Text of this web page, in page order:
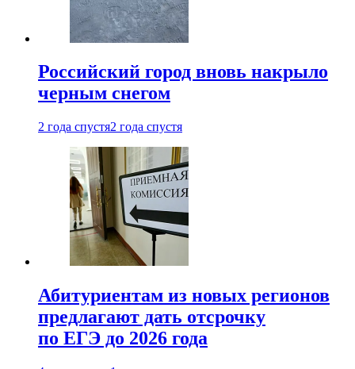
Российский город вновь накрыло
черным снегом
2 года спустя2 года спустя
Абитуриентам из новых регионов
предлагают дать отсрочку
по ЕГЭ до 2026 года